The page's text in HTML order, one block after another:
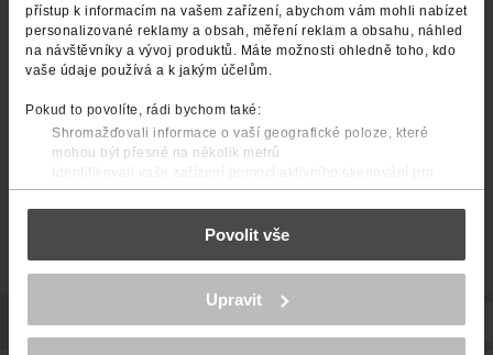
přístup k informacím na vašem zařízení, abychom vám mohli nabízet
personalizované reklamy a obsah, měření reklam a obsahu, náhled
na návštěvníky a vývoj produktů. Máte možnosti ohledně toho, kdo
vaše údaje používá a k jakým účelům.
Pokud to povolíte, rádi bychom také:
Shromažďovali informace o vaší geografické poloze, které
mohou být přesné na několik metrů
Identifikovali vaše zařízení pomocí aktivního skenování pro
konkrétní charakteristiky (otisk prstu)
Zjistěte více o tom, jak zpracováváme vaše osobní údaje, a nastavte
části s podrobnostmi . Svůj souhlas můžete kdykoliv
K provozu stránek, personalizaci obsahu a reklam, funkcí sociálních
médií, analýze návštěvnosti, které mohou nést osobní údaje.
Více najdete vprohlášení o ochraně osobních údajů.
Povolit vše
Upravit
Ponožky bez lemu 43/46
59.90 Kč
DO KOŠÍKU
Bambusové ponožky, šedé
35/38
POPIS